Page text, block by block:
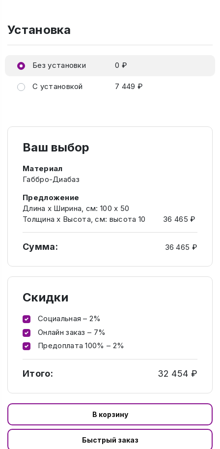
Установка
Без установки 0 ₽
С установкой 7 449 ₽
Ваш выбор
Материал
Габбро-Диабаз
Предложение
Длина х Ширина, см: 100 х 50
Толщина х Высота, см: высота 10
36 465 ₽
Сумма: 36 465 ₽
Скидки
Социальная – 2%
Онлайн заказ – 7%
Предоплата 100% – 2%
Итого: 32 454 ₽
В корзину
Быстрый заказ